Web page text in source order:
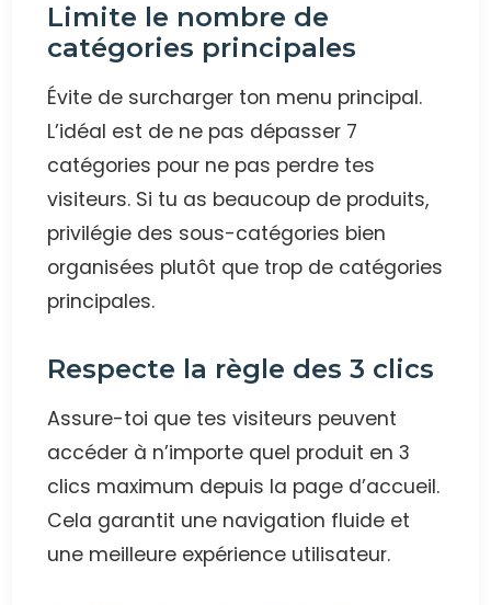
Limite le nombre de
catégories principales
Évite de surcharger ton menu principal.
L’idéal est de ne pas dépasser 7
catégories pour ne pas perdre tes
visiteurs. Si tu as beaucoup de produits,
privilégie des sous-catégories bien
organisées plutôt que trop de catégories
principales.
Respecte la règle des 3 clics
Assure-toi que tes visiteurs peuvent
accéder à n’importe quel produit en 3
clics maximum depuis la page d’accueil.
Cela garantit une navigation fluide et
une meilleure expérience utilisateur.